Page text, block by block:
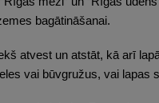
bagātināšanai.
atvest un atstāt, kā arī
vai būvgružus, vai lapas